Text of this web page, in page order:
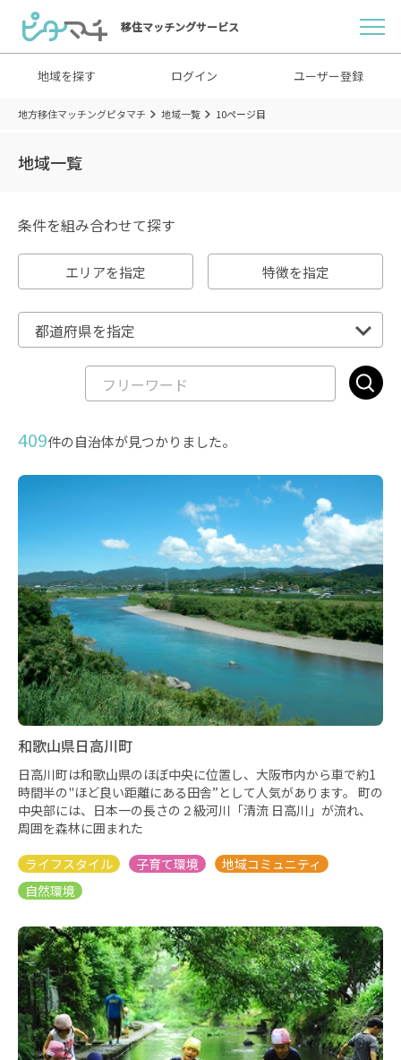
移住マッチングサービス
地域を探す ログイン ユーザー登録
地方移住マッチングピタマチ 地域一覧 10ページ目
地域一覧
条件を組み合わせて探す
エリアを指定 特徴を指定
409件の自治体が見つかりました。
和歌山県日高川町
日高川町は和歌山県のほぼ中央に位置し、大阪市内から車で約1
時間半の"ほど良い距離にある田舎”として人気があります。 町の
中央部には、日本一の長さの２級河川「清流 日高川」が流れ、
周囲を森林に囲まれた